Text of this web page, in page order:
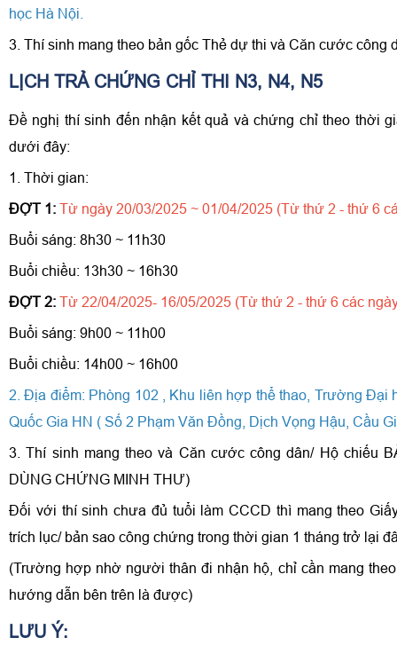
học Hà Nội.
3. Thí sinh mang theo bản gốc Thẻ dự thi và Căn cước công
LỊCH TRẢ CHỨNG CHỈ THI N3, N4, N5
Đề nghị thí sinh đến nhận kết quả và chứng chỉ theo thời
dưới đây:
1. Thời gian:
ĐỢT 1: Từ ngày 20/03/2025 ~ 01/04/2025 (Từ thứ 2 - thứ 6
Buổi sáng: 8h30 ~ 11h30
Buổi chiều: 13h30 ~ 16h30
ĐỢT 2: Từ 22/04/2025- 16/05/2025 (Từ thứ 2 - thứ 6 các
Buổi sáng: 9h00 ~ 11h00
Buổi chiều: 14h00 ~ 16h00
2. Địa điểm: Phòng 102 , Khu liên hợp thể thao, Trường Đại
Quốc Gia HN ( Số 2 Phạm Văn Đồng, Dịch Vọng Hậu, Cầu
3. Thí sinh mang theo và Căn cước công dân/ Hộ chiếu
DÙNG CHỨNG MINH THƯ)
Đối với thí sinh chưa đủ tuổi làm CCCD thì mang theo
trích lục/ bản sao công chứng trong thời gian 1 tháng trở lại
(Trường hợp nhờ người thân đi nhận hộ, chỉ cần mang
hướng dẫn bên trên là được)
LƯU Ý: